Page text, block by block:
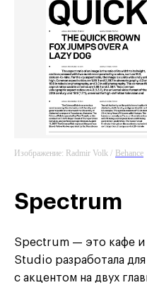
Изображение: Radmir Volk / Behance
Spectrum
Spectrum — это кафе и
Studio разработала
с акцентом на двух